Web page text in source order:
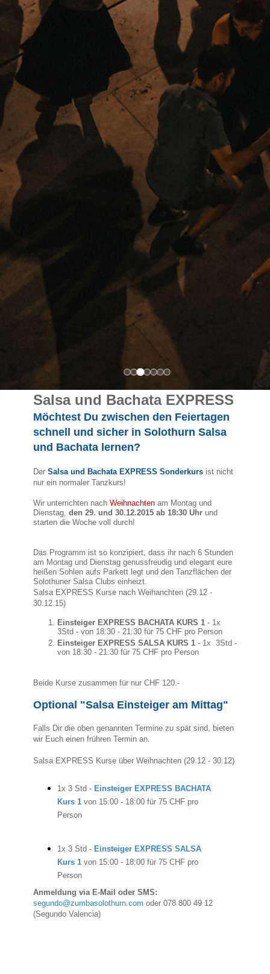
Salsa und Bachata EXPRESS
Möchtest Du zwischen den Feiertagen
schnell und sicher in Solothurn Salsa
und Bachata lernen?
Der Salsa und Bachata EXPRESS Sonderkursist nicht
nur ein normaler Tanzkurs!
Wir unterrichten nach Weihnachtenam Montag und
Dienstag, den 29. und 30.12.2015 ab 18:30 Uhrund
starten die Woche voll durch!
Das Programm ist so konzipiert, dass ihr nach 6 Stunden
am Montag und Dienstag genussfreudig und elegant eure
heißen Sohlen aufs Parkett legt und den Tanzflächen der
Solothuner Salsa Clubs einheizt.
Salsa EXPRESS Kurse nach Weihanchten (29.12 -
30.12.15)
Einsteiger EXPRESS BACHATA KURS 1- 1x
3Std - von 18:30 - 21:30 für 75 CHF pro Person
Einsteiger EXPRESS SALSAKURS 1- 1x 3Std -
von 18:30 - 21:30 für 75 CHF pro Person
Beide Kurse zusammen für nur CHF 120.-
Optional "Salsa Einsteiger am Mittag"
Falls Dir die oben genannten Termine zu spät sind, bieten
wir Euch einen frühren Termin an.
Salsa EXPRESS Kurse über Weihnachten (29.12 - 30.12)
1x 3 Std - Einsteiger EXPRESS BACHATA
Kurs 1von 15:00 - 18:00 für 75 CHF pro
Person
1x 3 Std - Einsteiger EXPRESS SALSA
Kurs 1von 15:00 - 18:00 für 75 CHF pro
Person
Anmeldung via E-Mail oder SMS:
segundo@zumbasolothurn.com oder 078 800 49 12
(Segundo Valencia)